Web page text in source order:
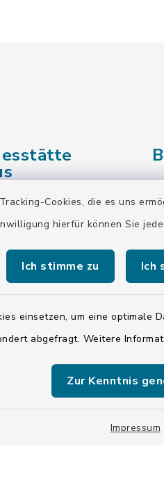
Cookies, die es uns
hierfür können Sie
Ich stimme zu Ich
einsetzen, um eine
abgefragt. Weitere
Zur Kenntnis
Impressum
42